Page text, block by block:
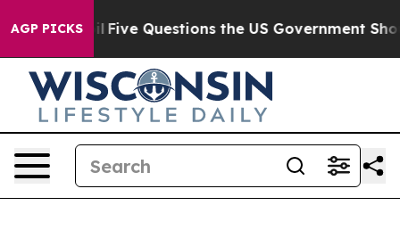
AGP PICKS
oil Five Questions the US Government Should